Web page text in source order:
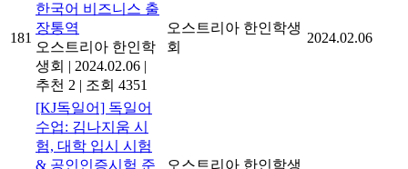
181
한국어 비즈니스 출
장통역
오스트리아 한인학
생회 | 2024.02.06 |
추천 2 | 조회 4351
오스트리아 한인학생
회
2024.02.06
[KJ독일어] 독일어
수업: 김나지움 시
험, 대학 입시 시험
& 공인인증시험 준
오스트리아 한인학생